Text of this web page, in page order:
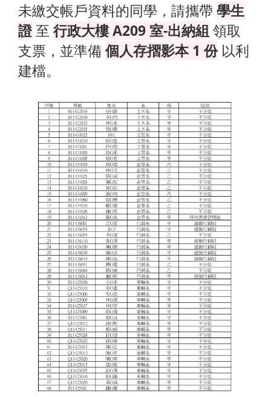
未繳交帳戶資料的同學，請攜帶 學生
證至 行政大樓 A209 室-出納組 領取
支票，並準備個人存摺影本 1 份以利
建檔。